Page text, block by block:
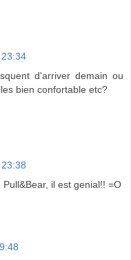
d'arriver demain ou
bien confortable etc?
il est genial!! =O